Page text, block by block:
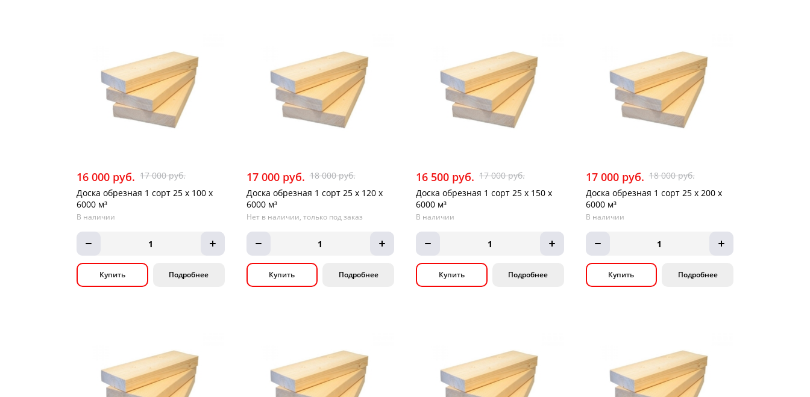
16 000 руб. 17 000 руб.
Доска обрезная 1 сорт 25 х 100 х
6000 м³
В наличии
1
Купить Подробнее
17 000 руб. 18 000 руб.
Доска обрезная 1 сорт 25 х 120 х
6000 м³
Нет в наличии, только под заказ
1
Купить Подробнее
16 500 руб. 17 000 руб.
Доска обрезная 1 сорт 25 х 150 х
6000 м³
В наличии
1
Купить Подробнее
17 000 руб. 18 000 руб.
Доска обрезная 1 сорт 25 х 200 х
6000 м³
В наличии
1
Купить Подробнее